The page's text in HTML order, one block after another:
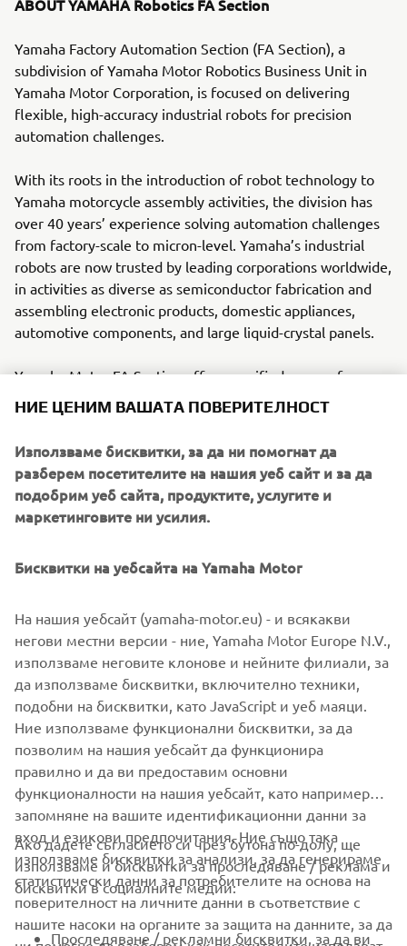
ABOUT YAMAHA Robotics FA Section
Yamaha Factory Automation Section (FA Section), a
subdivision of Yamaha Motor Robotics Business Unit in
Yamaha Motor Corporation, is focused on delivering
flexible, high-accuracy industrial robots for precision
automation challenges.
With its roots in the introduction of robot technology to
Yamaha motorcycle assembly activities, the division has
over 40 years’ experience solving automation challenges
from factory-scale to micron-level. Yamaha’s industrial
robots are now trusted by leading corporations worldwide,
in activities as diverse as semiconductor fabrication and
assembling electronic products, domestic appliances,
automotive components, and large liquid-crystal panels.
Yamaha Motor FA Section offers a unified range of
solutions for robotic assembly, including single-axis
robots, SCARA, cartesian, and articulated robots.
Innovations such as the LCMR200 linear conveyor module;
a smoother, space-saving and more versatile successor to
conventional belt and roller conveyors continue to set the
pace in factory automation. Core robotic technologies as
well as key components and complete robot systems are
control over lead-times.
Headquartered in Neuss, Germany, Yamaha FA Section
serves customers in all Europe.
https://fa.yamaha-motor-robotics.de/
#DiscoverYamahaRobotics
CORPORATE
FOR BUSINESS
НИЕ ЦЕНИМ ВАШАТА ПОВЕРИТЕЛНОСТ
Използваме бисквитки, за да ни помогнат да
разберем посетителите на нашия уеб сайт и за да
подобрим уеб сайта, продуктите, услугите и
маркетинговите ни усилия.
Бисквитки на уебсайта на Yamaha Motor
На нашия уебсайт (yamaha-motor.eu) - и всякакви
негови местни версии - ние, Yamaha Motor Europe N.V.,
използваме неговите клонове и нейните филиали, за
да използваме бисквитки, включително техники,
подобни на бисквитки, като JavaScript и уеб маяци.
Ние използваме функционални бисквитки, за да
позволим на нашия уебсайт да функционира
правилно и да ви предоставим основни
функционалности на нашия уебсайт, като например
запомняне на вашите идентификационни данни за
вход и езикови предпочитания. Ние също така
използваме бисквитки за анализи, за да генерираме
статистически данни за потребителите на основа на
поверителност на личните данни в съответствие с
нашите насоки на органите за защита на данните, за да
Ако дадете съгласието си чрез бутона по-долу, ще
използваме и бисквитки за проследяване / реклама и
бисквитки в социалните медии:
Проследяване / рекламни бисквитки, за да ви